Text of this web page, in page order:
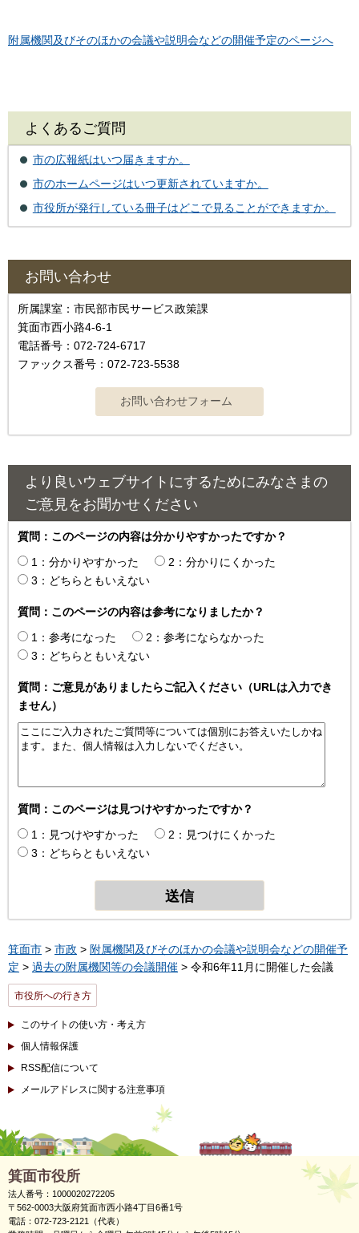
附属機関及びそのほかの会議や説明会などの開催予定のページへ
よくあるご質問
市の広報紙はいつ届きますか。
市のホームページはいつ更新されていますか。
市役所が発行している冊子はどこで見ることができますか。
お問い合わせ
所属課室：市民部市民サービス政策課
箕面市西小路4‐6‐1
電話番号：072-724-6717
ファックス番号：072-723-5538
より良いウェブサイトにするためにみなさまの
ご意見をお聞かせください
質問：このページの内容は分かりやすかったですか？
1：分かりやすかった
2：分かりにくかった
3：どちらともいえない
質問：このページの内容は参考になりましたか？
1：参考になった
2：参考にならなかった
3：どちらともいえない
質問：ご意見がありましたらご記入ください（URLは入力でき
ません）
質問：このページは見つけやすかったですか？
1：見つけやすかった
2：見つけにくかった
3：どちらともいえない
箕面市 > 市政 > 附属機関及びそのほかの会議や説明会などの開催予
定 > 過去の附属機関等の会議開催 > 令和6年11月に開催した会議
市役所への行き方
このサイトの使い方・考え方
個人情報保護
RSS配信について
メールアドレスに関する注意事項
箕面市役所
法人番号：1000020272205
〒562-0003大阪府箕面市西小路4丁目6番1号
電話：072-723-2121（代表）